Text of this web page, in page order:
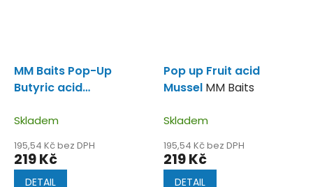
MM Baits Pop-Up
Butyric acid
máselná-Korýš)
Skladem
195,54 Kč bez DPH
219 Kč
DETAIL
Pop up Fruit acid
Mussel MM Baits
Skladem
195,54 Kč bez DPH
219 Kč
DETAIL